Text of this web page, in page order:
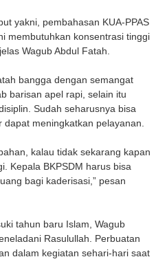
yakni, pembahasan KUA-PPAS
membutuhkan konsentrasi tinggi
Wagub Abdul Fatah.
bangga dengan semangat
barisan apel rapi, selain itu
Sudah seharusnya bisa
meningkatkan pelayanan.
kalau tidak sekarang kapan
Kepala BKPSDM harus bisa
bagi kaderisasi,” pesan
tahun baru Islam, Wagub
Rasulullah. Perbuatan
dalam kegiatan sehari-hari saat